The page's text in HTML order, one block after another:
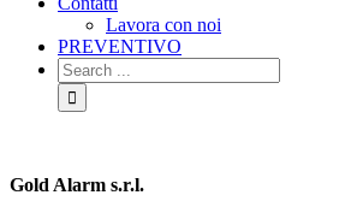
Lavora con noi
PREVENTIVO
Gold Alarm s.r.l.